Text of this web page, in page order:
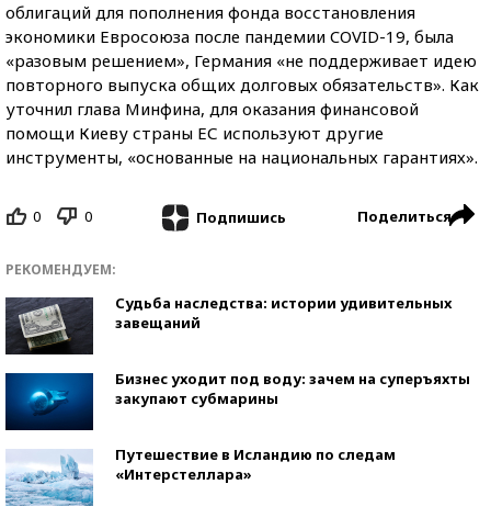
облигаций для пополнения фонда восстановления
экономики Евросоюза после пандемии COVID-19, была
«разовым решением», Германия «не поддерживает идею
повторного выпуска общих долговых обязательств». Как
уточнил глава Минфина, для оказания финансовой
помощи Киеву страны ЕС используют другие
инструменты, «основанные на национальных гарантиях».
0 0 Подпишись Поделиться
РЕКОМЕНДУЕМ:
Судьба наследства: истории удивительных
завещаний
Бизнес уходит под воду: зачем на суперъяхты
закупают субмарины
Путешествие в Исландию по следам
«Интерстеллара»